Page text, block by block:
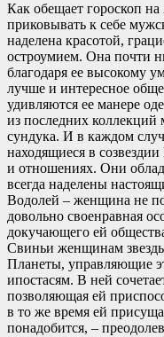
Как обещает гороскоп
приковывать к себе
наделена красотой,
остроумием. Она почти
благодаря ее высокому
лучше и интересное
удивляются ее манере
из последних
сундука. И в каждом
находящиеся в
и отношениях. Они
всегда наделены
Водолей – женщина не
довольно своенравная
докучающего ей
Свиньи женщинам
Планеты, управляющие
ипостасям. В ней
позволяющая ей
в то же время ей
понадобится, –